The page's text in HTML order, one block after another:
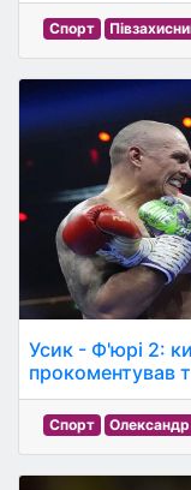
Спорт
Усик - Ф'юрі 2:
прокоментував
Спорт